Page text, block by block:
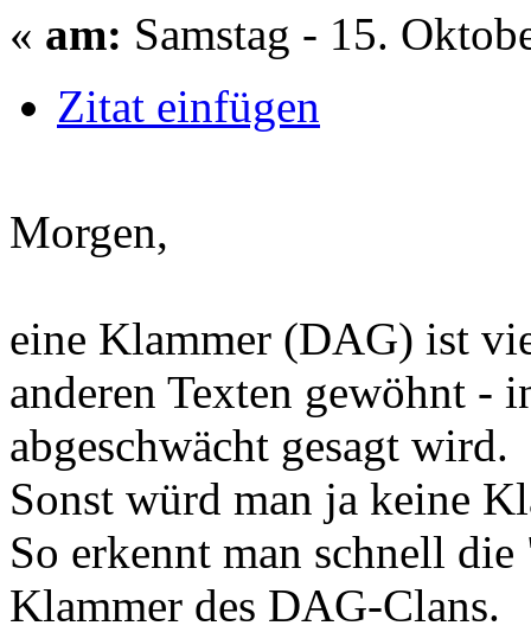
« am: Samstag - 15.
Zitat einfügen
Morgen,
eine Klammer (DAG) ist
anderen Texten gewöhnt -
abgeschwächt gesagt wird.
Sonst würd man ja keine
So erkennt man schnell
Klammer des DAG-Clans.